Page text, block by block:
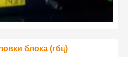
блока (гбц)